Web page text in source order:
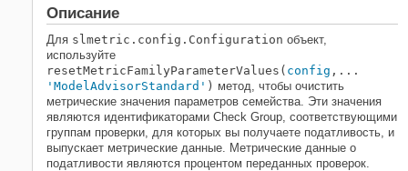
Примеры
Смотрите также
Описание
Для slmetric.config.Configuration объект,
используйте
resetMetricFamilyParameterValues( config ,...
'ModelAdvisorStandard' ) метод, чтобы очистить
метрические значения параметров семейства. Эти значения
являются идентификаторами Check Group, соответствующими
группам проверки, для которых вы получаете податливость, и
выпускает метрические данные. Метрические данные о
податливости являются процентом переданных проверок.